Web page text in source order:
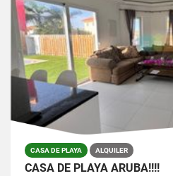
CASA DE PLAYA ALQUILER
CASA DE PLAYA ARUBA!!!!